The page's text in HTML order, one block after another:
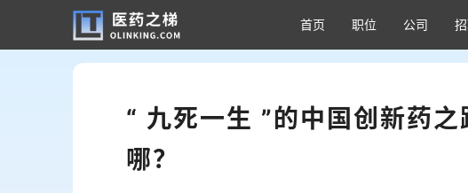
首页 职位 公司
“ 九死一生 ”的中国创新药
哪？